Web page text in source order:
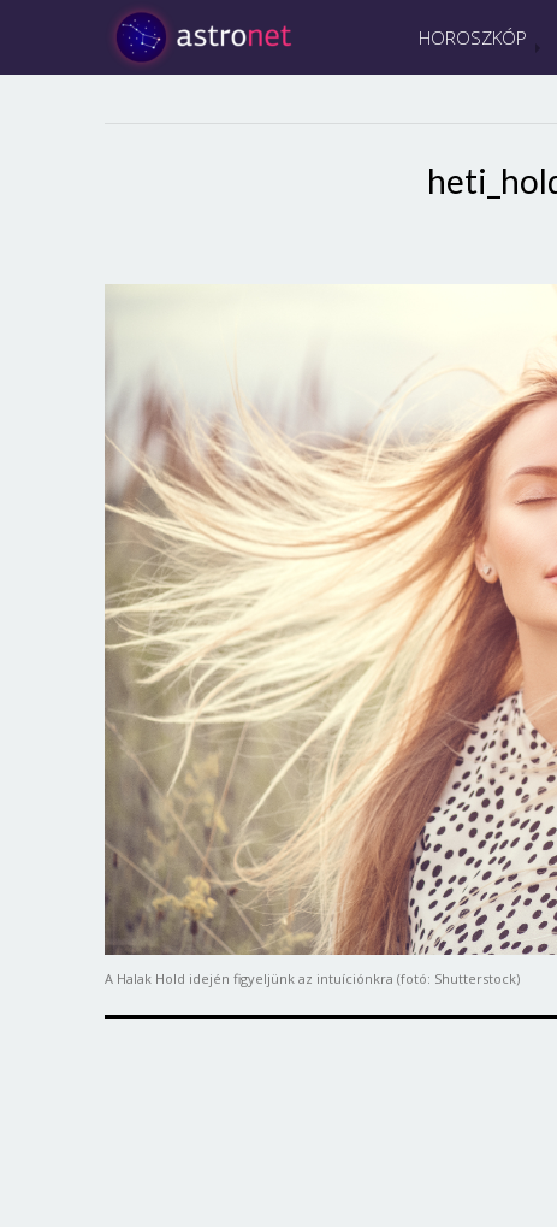
HOROSZKÓP
A Halak Hold idején figyeljünk az intuíciónkra (fotó: Shutterstock)